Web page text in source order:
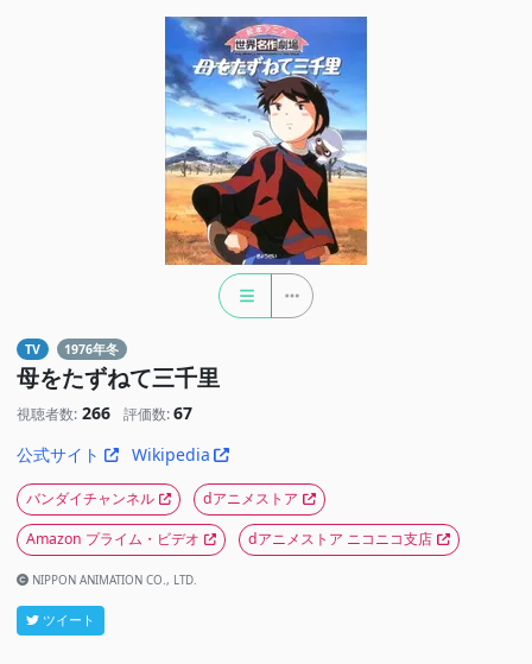
TV 1976年冬
母をたずねて三千里
視聴者数: 266 評価数: 67
公式サイト
Wikipedia
バンダイチャンネル
dアニメストア
Amazon プライム・ビデオ
dアニメストア ニコニコ支店
NIPPON ANIMATION CO., LTD.
ツイート